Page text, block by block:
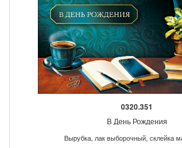
0320.351
В День Рождения
Вырубка, лак выборочный, склейка